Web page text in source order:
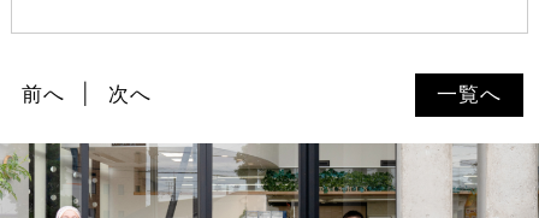
一覧へ
前へ 次へ